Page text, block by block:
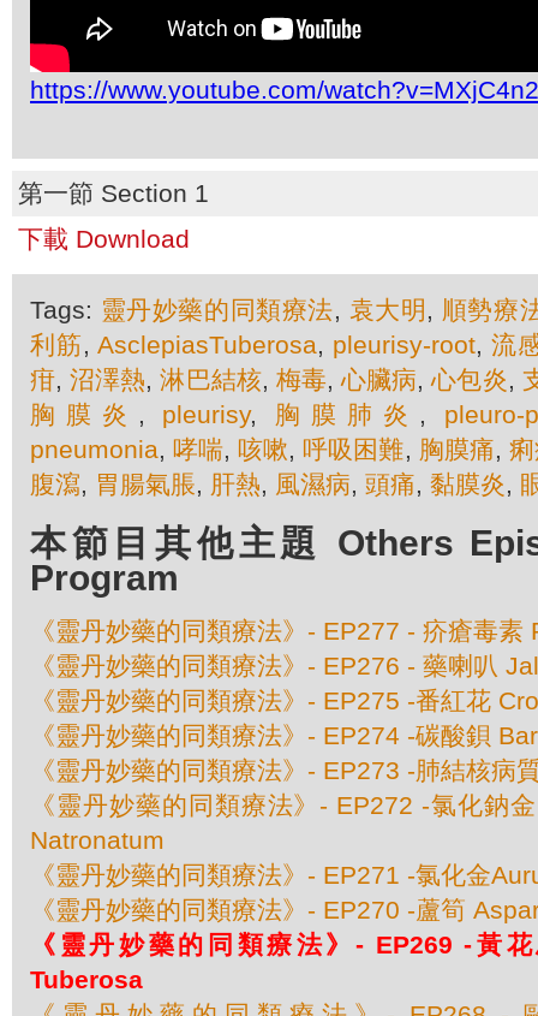
https://www.youtube.com/
第一節 Section 1
下載 Download
Tags: 靈丹妙藥的同類療法, 袁大明 , 順勢療
利筋,AsclepiasTuberosa, pleurisy-root,流
疳,沼澤熱,淋巴結核, 梅毒,心臟病,心包炎,
胸膜炎 , pleurisy, 胸膜肺炎 , pleuro-
pneumonia, 哮喘, 咳嗽, 呼吸困難, 胸膜痛,
腹瀉, 胃腸氣脹, 肝熱, 風濕病, 頭痛, 黏膜炎,
本節目其他主題 Others
Program
《靈丹妙藥的同類療法》- EP277 - 疥瘡毒素
《靈丹妙藥的同類療法》- EP276 - 藥喇叭
《靈丹妙藥的同類療法》- EP275 -番紅花
《靈丹妙藥的同類療法》- EP274 -碳酸鋇
《靈丹妙藥的同類療法》- EP273 -肺結核病
《靈丹妙藥的同類療法》- EP272 -氯化鈉
Natronatum
《靈丹妙藥的同類療法》- EP271 -氯化金
《靈丹妙藥的同類療法》- EP270 -蘆筍
《靈丹妙藥的同類療法》- EP269 -黃
Tuberosa